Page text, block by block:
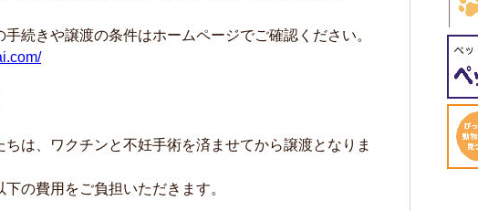
続きや譲渡の条件はホームページでご確認ください。
ちは、ワクチンと不妊手術を済ませてから譲渡となりま
下の費用をご負担いただきます。